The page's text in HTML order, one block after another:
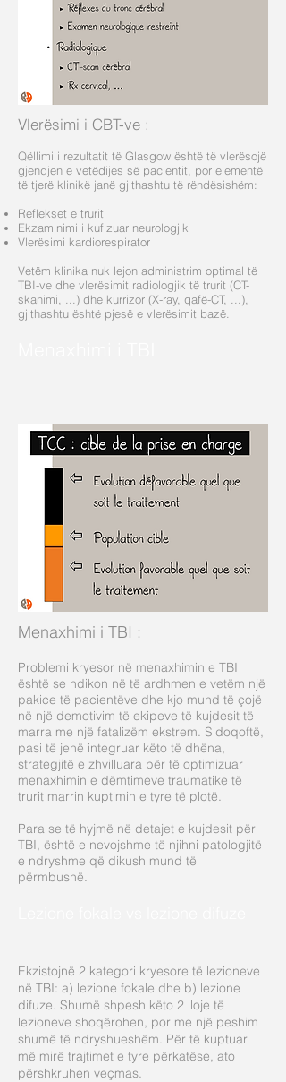
Vlerësimi i CBT-ve :
Qëllimi i rezultatit të Glasgow është të vlerësojë
gjendjen e vetëdijes së pacientit, por elementë
të tjerë klinikë janë gjithashtu të rëndësishëm:
Reflekset e trurit
Ekzaminimi i kufizuar neurologjik
Vlerësimi kardiorespirator
Vetëm klinika nuk lejon administrim optimal të
TBI-ve dhe vlerësimit radiologjik të trurit (CT-
skanimi, ...) dhe kurrizor (X-ray, qafë-CT, ...),
gjithashtu është pjesë e vlerësimit bazë.
Menaxhimi i TBI :
Problemi kryesor në menaxhimin e TBI
është se ndikon në të ardhmen e vetëm një
pakice të pacientëve dhe kjo mund të çojë
në një demotivim të ekipeve të kujdesit të
marra me një fatalizëm ekstrem. Sidoqoftë,
pasi të jenë integruar këto të dhëna,
strategjitë e zhvilluara për të optimizuar
menaxhimin e dëmtimeve traumatike të
trurit marrin kuptimin e tyre të plotë.
Para se të hyjmë në detajet e kujdesit për
TBI, është e nevojshme të njihni patologjitë
e ndryshme që dikush mund të
përmbushë.
Ekzistojnë 2 kategori kryesore të lezioneve
në TBI: a) lezione fokale dhe b) lezione
difuze. Shumë shpesh këto 2 lloje të
lezioneve shoqërohen, por me një peshim
shumë të ndryshueshëm. Për të kuptuar
më mirë trajtimet e tyre përkatëse, ato
përshkruhen veçmas.